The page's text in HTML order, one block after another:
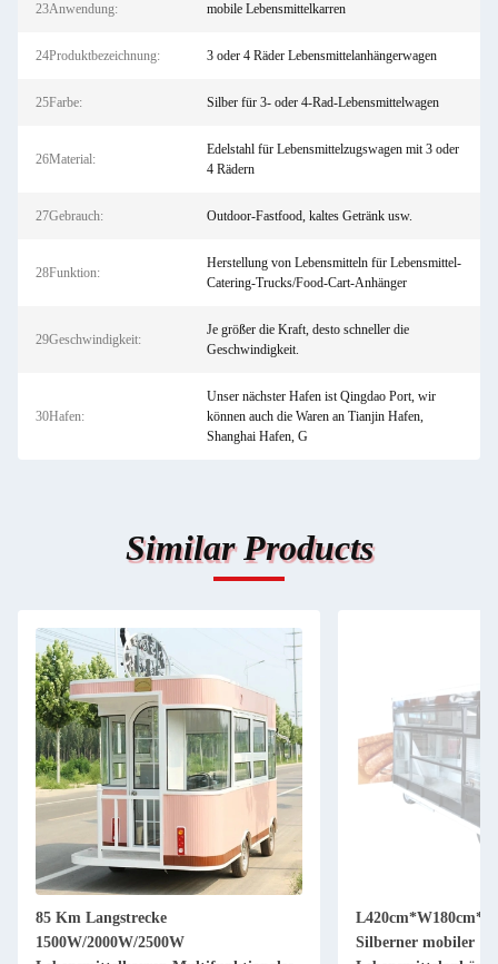
23Anwendung: mobile Lebensmittelkarren
24Produktbezeichnung: 3 oder 4 Räder Lebensmittelanhängerwagen
25Farbe: Silber für 3- oder 4-Rad-Lebensmittelwagen
26Material:
Edelstahl für Lebensmittelzugswagen mit 3 oder
4 Rädern
27Gebrauch: Outdoor-Fastfood, kaltes Getränk usw.
28Funktion:
Herstellung von Lebensmitteln für Lebensmittel-
Catering-Trucks/Food-Cart-Anhänger
29Geschwindigkeit:
Je größer die Kraft, desto schneller die
Geschwindigkeit.
30Hafen:
Unser nächster Hafen ist Qingdao Port, wir
können auch die Waren an Tianjin Hafen,
Shanghai Hafen, G
Similar Products
85 Km Langstrecke
1500W/2000W/2500W
Silberner mobiler